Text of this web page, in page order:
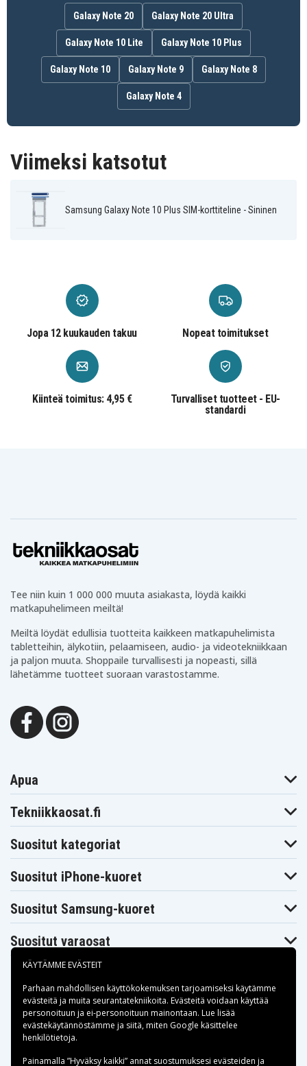
Galaxy Note 20 Galaxy Note 20 Ultra
Galaxy Note 10 Lite Galaxy Note 10 Plus
Galaxy Note 10 Galaxy Note 9 Galaxy Note 8
Galaxy Note 4
Viimeksi katsotut
Samsung Galaxy Note 10 Plus SIM-korttiteline - Sininen
Jopa 12 kuukauden takuu Nopeat toimitukset
Kiinteä toimitus: 4,95 €
Turvalliset tuotteet - EU-
standardi
Tee niin kuin 1 000 000 muuta asiakasta, löydä kaikki
matkapuhelimeen meiltä!
Meiltä löydät edullisia tuotteita kaikkeen matkapuhelimista
tabletteihin, älykotiin, pelaamiseen, audio- ja videotekniikkaan
ja paljon muuta. Shoppaile turvallisesti ja nopeasti, sillä
lähetämme tuotteet suoraan varastostamme.
Apua
Tekniikkaosat.fi
Suositut kategoriat
Suositut iPhone-kuoret
Suositut Samsung-kuoret
Suositut varaosat
Maksuvaihtoehdot
Toimitusvaihtoehdot
KÄYTÄMME EVÄSTEIT
Parhaan mahdollisen käyttökokemuksen tarjoamiseksi käytämme
evästeitä ja muita seurantatekniikoita. Evästeitä voidaan käyttää
personoituun ja ei-personoituun mainontaan. Lue lisää
evästekäytännöstämme ja siitä, miten Google käsittelee
henkilötietoja.
Painamalla ”Hyväksy kaikki” annat suostumuksesi evästeiden ja